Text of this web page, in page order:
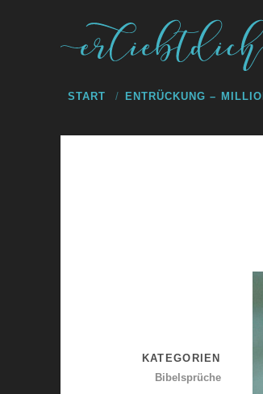
START ENTRÜCKUNG –
KATEGORIEN
Bibelsprüche